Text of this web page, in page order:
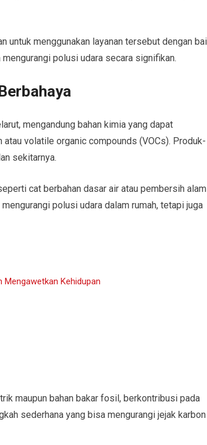
untuk menggunakan layanan tersebut dengan
polusi udara secara signifikan.
mengandung bahan kimia yang dapat
volatile organic compounds (VOCs). Produk-
sekitarnya.
cat berbahan dasar air atau pembersih
polusi udara dalam rumah, tetapi juga
Mengawetkan Kehidupan
maupun bahan bakar fosil, berkontribusi pada
sederhana yang bisa mengurangi jejak karbon